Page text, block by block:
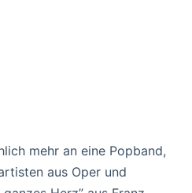
mehr an eine Popband,
aus Oper und